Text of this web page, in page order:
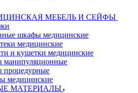
МЕБЕЛЬ И СЕЙФЫ
шкафы медицинские
медицинские
и кушетки медицинские
манипуляционные
процедурные
медицинские
МАТЕРИАЛЫ